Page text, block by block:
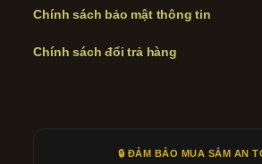
Chính sách bảo mật thông tin
Chính sách đổi trả hàng
🔒 ĐẢM BẢO MUA SẮM AN